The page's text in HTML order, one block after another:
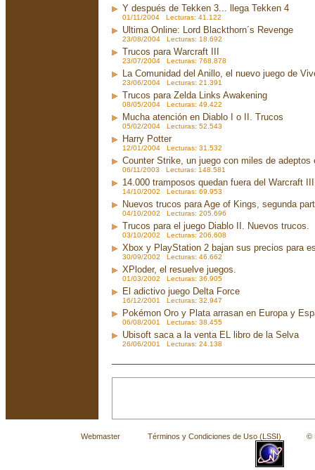
Y después de Tekken 3... llega Tekken 4
01/11/2004 Lecturas: 41.122
Ultima Online: Lord Blackthorn´s Revenge
23/08/2004 Lecturas: 18.692
Trucos para Warcraft III
23/07/2004 Lecturas: 768.878
La Comunidad del Anillo, el nuevo juego de
23/06/2004 Lecturas: 21.391
Trucos para Zelda Links Awakening
08/05/2004 Lecturas: 49.422
Mucha atención en Diablo I o II. Trucos
05/02/2004 Lecturas: 52.543
Harry Potter
12/01/2004 Lecturas: 31.532
Counter Strike, un juego con miles de adeptos
06/11/2003 Lecturas: 148.581
14.000 tramposos quedan fuera del Warcraft III
14/10/2002 Lecturas: 69.953
Nuevos trucos para Age of Kings, segunda
04/10/2002 Lecturas: 205.696
Trucos para el juego Diablo II. Nuevos trucos.
03/10/2002 Lecturas: 206.608
Xbox y PlayStation 2 bajan sus precios para
30/09/2002 Lecturas: 46.662
XPloder, el resuelve juegos.
01/03/2002 Lecturas: 36.905
El adictivo juego Delta Force
16/12/2001 Lecturas: 32.947
Pokémon Oro y Plata arrasan en Europa y
06/08/2001 Lecturas: 38.455
Ubisoft saca a la venta EL libro de la Selva
26/06/2001 Lecturas: 24.138
Webmaster Términos y Condiciones de Uso (LSSI) © La